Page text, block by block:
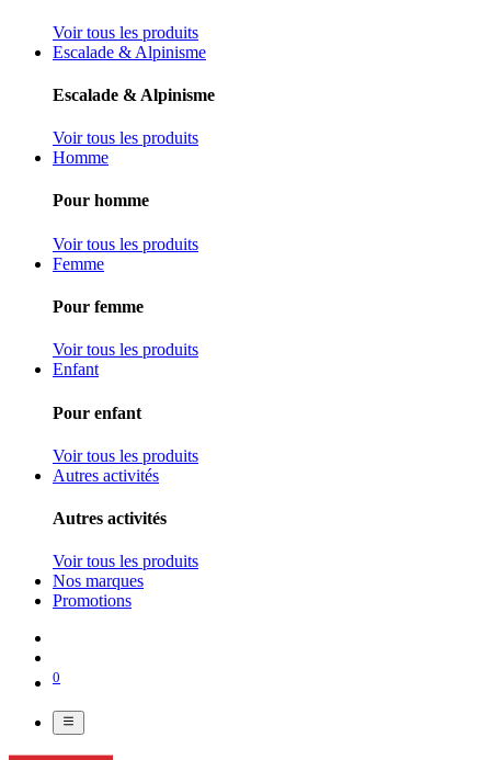
Voir tous les produits
Escalade & Alpinisme
Escalade & Alpinisme
Voir tous les produits
Homme
Pour homme
Voir tous les produits
Femme
Pour femme
Voir tous les produits
Enfant
Pour enfant
Voir tous les produits
Autres activités
Autres activités
Voir tous les produits
Nos marques
Promotions
0